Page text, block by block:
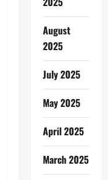
August
2025
July 2025
May 2025
April 2025
March 2025